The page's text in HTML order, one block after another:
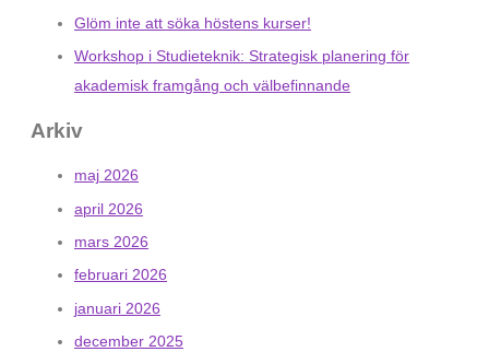
Glöm inte att söka höstens kurser!
Workshop i Studieteknik: Strategisk planering för
akademisk framgång och välbefinnande
Arkiv
maj 2026
april 2026
mars 2026
februari 2026
januari 2026
december 2025